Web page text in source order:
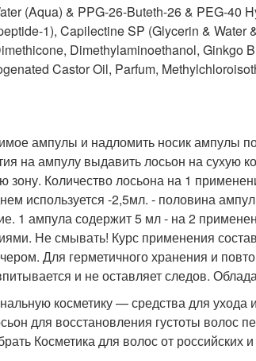
(Aqua) & PPG-26-Buteth-26 & PEG-40
1), Capilectine SP (Glycerin & Water
Dimethylaminoethanol, Ginkgo
Castor Oil, Parfum,
ампулы и надломить носик ампулы
на ампулу выдавить лосьон на сухую
зону. Количество лосьона на 1
используется -2,5мл. - половина
1 ампула содержит 5 мл - на 2
Не смывать! Курс применения
Для герметичного хранения и
и не оставляет следов.
косметику — средства для
для восстановления густоты волос
Косметика для волос от российских